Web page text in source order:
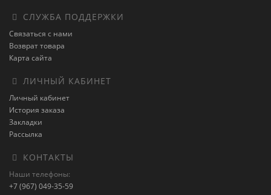
СЛУЖБА ПОДДЕРЖКИ
Связаться с нами
Возврат товара
Карта сайта
ЛИЧНЫЙ КАБИНЕТ
Личный кабинет
История заказа
Закладки
Рассылка
КОНТАКТЫ
Наши телефоны:
+7 (967) 049-35-59